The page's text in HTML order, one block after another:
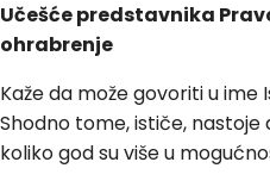
Učešće predstavnika
ohrabrenje
Kaže da može govoriti u ime
Shodno tome, ističe,
koliko god su više u